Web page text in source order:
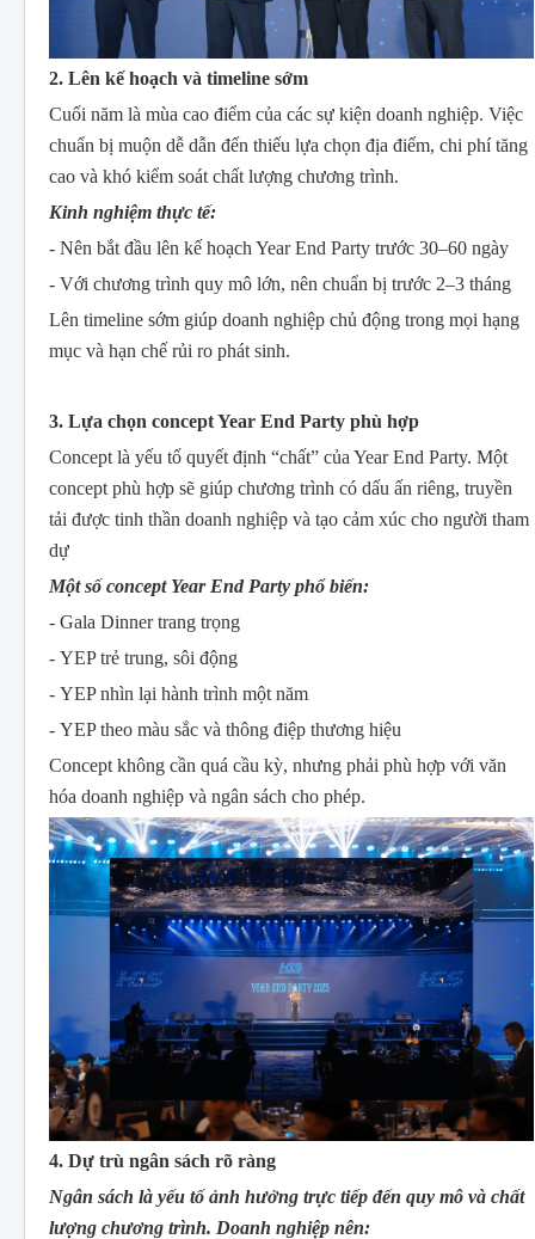
2. Lên kế hoạch và timeline sớm
Cuối năm là mùa cao điểm của các sự kiện doanh nghiệp. Việc
chuẩn bị muộn dễ dẫn đến thiếu lựa chọn địa điểm, chi phí tăng
cao và khó kiểm soát chất lượng chương trình.
Kinh nghiệm thực tế:
- Nên bắt đầu lên kế hoạch Year End Party trước 30–60 ngày
- Với chương trình quy mô lớn, nên chuẩn bị trước 2–3 tháng
Lên timeline sớm giúp doanh nghiệp chủ động trong mọi hạng
mục và hạn chế rủi ro phát sinh.
3. Lựa chọn concept Year End Party phù hợp
Concept là yếu tố quyết định “chất” của Year End Party. Một
concept phù hợp sẽ giúp chương trình có dấu ấn riêng, truyền
tải được tinh thần doanh nghiệp và tạo cảm xúc cho người tham
dự
Một số concept Year End Party phổ biến:
- Gala Dinner trang trọng
- YEP trẻ trung, sôi động
- YEP nhìn lại hành trình một năm
- YEP theo màu sắc và thông điệp thương hiệu
Concept không cần quá cầu kỳ, nhưng phải phù hợp với văn
hóa doanh nghiệp và ngân sách cho phép.
4. Dự trù ngân sách rõ ràng
Ngân sách là yếu tố ảnh hưởng trực tiếp đến quy mô và chất
lượng chương trình. Doanh nghiệp nên: